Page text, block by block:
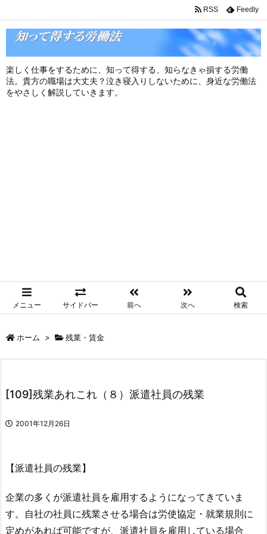
楽しく仕事をするために、知って得する、知らなきゃ損する労働
法。貴方の職場は大丈夫？泣き寝入りしないために、身近な労働法
をやさしく解説していきます。
メニュー サイドバー 前へ 次へ 検索
RSS Feedly
ホーム > 残業・賃金
[109]残業あれこれ（８）派遣社員の残業
2001年12月26日
【派遣社員の残業】
企業の多くが派遣社員を雇用するようになってきていま
す。自社の社員に残業させる場合は労使協定・就業規則に
定めがあれば可能ですが、派遣社員を雇用している場合